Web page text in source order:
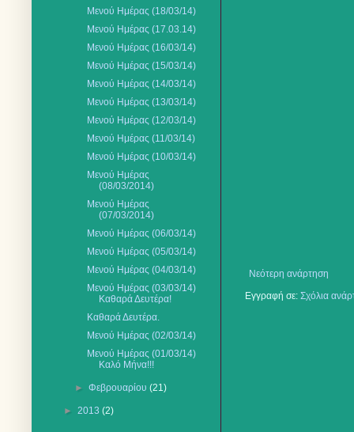
Νεότερη ανάρτηση
Εγγραφή σε: Σχόλια
Μενού Ημέρας (18/03/14)
Μενού Ημέρας (17.03.14)
Μενού Ημέρας (16/03/14)
Μενού Ημέρας (15/03/14)
Μενού Ημέρας (14/03/14)
Μενού Ημέρας (13/03/14)
Μενού Ημέρας (12/03/14)
Μενού Ημέρας (11/03/14)
Μενού Ημέρας (10/03/14)
Μενού Ημέρας
(08/03/2014)
Μενού Ημέρας
(07/03/2014)
Μενού Ημέρας (06/03/14)
Μενού Ημέρας (05/03/14)
Μενού Ημέρας (04/03/14)
Μενού Ημέρας (03/03/14)
Καθαρά Δευτέρα!
Καθαρά Δευτέρα.
Μενού Ημέρας (02/03/14)
Μενού Ημέρας (01/03/14)
Καλό Μήνα!!!
►Φεβρουαρίου(21)
► 2013 (2)